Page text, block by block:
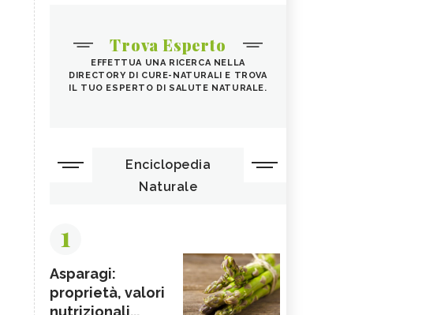
Trova Esperto
EFFETTUA UNA RICERCA NELLA
DIRECTORY DI CURE-NATURALI E TROVA
IL TUO ESPERTO DI SALUTE NATURALE.
Enciclopedia
Naturale
1
Asparagi:
proprietà, valori
nutrizionali...